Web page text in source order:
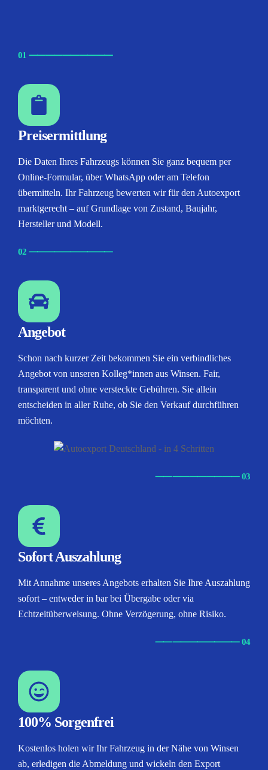
01 ⸺⸺⸺⸺⸺
Preisermittlung
Die Daten Ihres Fahrzeugs können Sie ganz bequem per
Online-Formular, über WhatsApp oder am Telefon
übermitteln. Ihr Fahrzeug bewerten wir für den Autoexport
marktgerecht – auf Grundlage von Zustand, Baujahr,
Hersteller und Modell.
02 ⸺⸺⸺⸺⸺
Angebot
Schon nach kurzer Zeit bekommen Sie ein verbindliches
Angebot von unseren Kolleg*innen aus Winsen. Fair,
transparent und ohne versteckte Gebühren. Sie allein
entscheiden in aller Ruhe, ob Sie den Verkauf durchführen
möchten.
⸺⸺⸺⸺⸺ 03
Sofort Auszahlung
Mit Annahme unseres Angebots erhalten Sie Ihre Auszahlung
sofort – entweder in bar bei Übergabe oder via
Echtzeitüberweisung. Ohne Verzögerung, ohne Risiko.
⸺⸺⸺⸺⸺ 04
100% Sorgenfrei
Kostenlos holen wir Ihr Fahrzeug in der Nähe von Winsen
ab, erledigen die Abmeldung und wickeln den Export